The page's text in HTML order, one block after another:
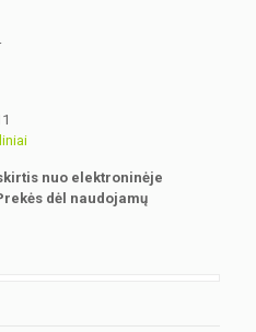
nuo elektroninėje
dėl naudojamų